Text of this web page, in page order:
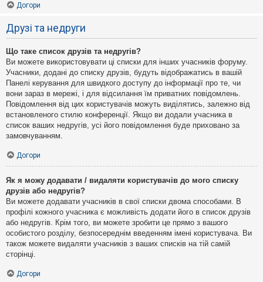
Догори
Друзі та недруги
Що таке список друзів та недругів?
Ви можете використовувати ці списки для інших учасників форуму.
Учасники, додані до списку друзів, будуть відображатись в вашій
Панелі керування для швидкого доступу до інформації про те, чи
вони зараз в мережі, і для відсилання їм приватних повідомлень.
Повідомлення від цих користувачів можуть виділятись, залежно від
встановленого стилю конференції. Якщо ви додали учасника в
список ваших недругів, усі його повідомлення буде приховано за
замовчуванням.
Догори
Як я можу додавати / видаляти користувачів до мого списку
друзів або недругів?
Ви можете додавати учасників в свої списки двома способами. В
профілі кожного учасника є можливість додати його в список друзів
або недругів. Крім того, ви можете зробити це прямо з вашого
особистого розділу, безпосереднім введенням імені користувача. Ви
також можете видаляти учасників з ваших списків на тій самій
сторінці.
Догори